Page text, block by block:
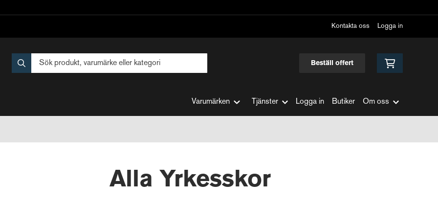
Kontakta oss Logga in
Beställ offert
Varumärken Tjänster Logga in Butiker Om oss
Alla Yrkesskor